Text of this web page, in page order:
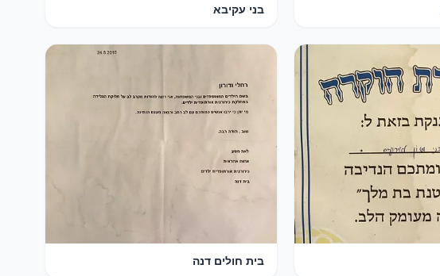
בני עקיבא
בית חולים דנה